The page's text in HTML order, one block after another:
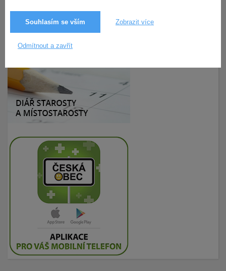
Souhlasím se vším Zobrazit více
Odmítnout a zavřít
12.5.2026